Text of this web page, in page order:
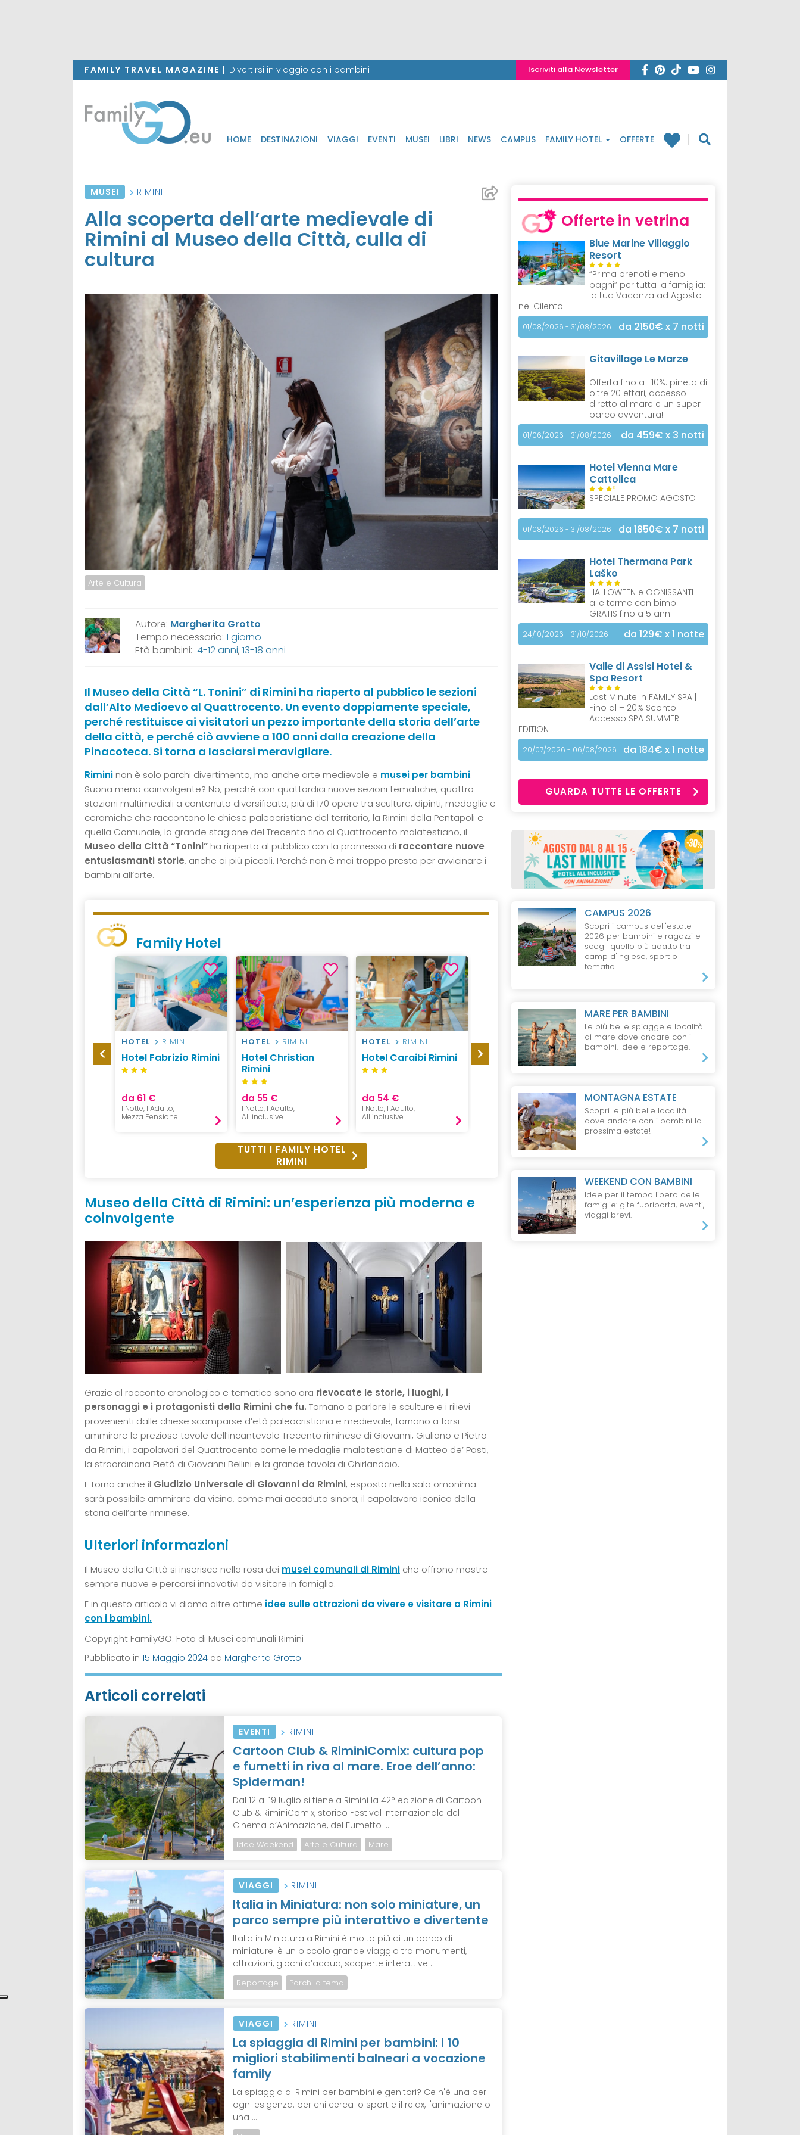
FAMILY TRAVEL MAGAZINE | Divertirsi in viaggio con i bambini Iscriviti alla Newsletter
HOME DESTINAZIONI VIAGGI EVENTI MUSEI LIBRI NEWS CAMPUS FAMILY HOTEL OFFERTE
MUSEI RIMINI
Alla scoperta dell’arte medievale di
Rimini al Museo della Città, culla di
cultura
Arte e Cultura
Autore: Margherita Grotto
Tempo necessario: 1 giorno
Età bambini: 4-12 anni, 13-18 anni
Il Museo della Città “L. Tonini” di Rimini ha riaperto al pubblico le sezioni
dall’Alto Medioevo al Quattrocento. Un evento doppiamente speciale,
perché restituisce ai visitatori un pezzo importante della storia dell’arte
della città, e perché ciò avviene a 100 anni dalla creazione della
Pinacoteca. Si torna a lasciarsi meravigliare.
Rimini non è solo parchi divertimento, ma anche arte medievale e musei per bambini.
Suona meno coinvolgente? No, perché con quattordici nuove sezioni tematiche, quattro
stazioni multimediali a contenuto diversificato, più di 170 opere tra sculture, dipinti, medaglie e
ceramiche che raccontano le chiese paleocristiane del territorio, la Rimini della Pentapoli e
quella Comunale, la grande stagione del Trecento fino al Quattrocento malatestiano, il
Museo della Città “Tonini” ha riaperto al pubblico con la promessa di raccontare nuove
entusiasmanti storie, anche ai più piccoli. Perché non è mai troppo presto per avvicinare i
bambini all’arte.
Family Hotel
HOTEL RIMINI
Hotel Fabrizio Rimini
da 61 €
1 Notte, 1 Adulto,
Mezza Pensione
HOTEL RIMINI
Hotel Christian
Rimini
da 55 €
1 Notte, 1 Adulto,
All inclusive
HOTEL RIMINI
Hotel Caraibi Rimini
da 54 €
1 Notte, 1 Adulto,
All inclusive
HOTEL RIMINI
Hotel Aiglon Rimini
7 notti, 2 adulti + 1 bambino,
All inclusive
HOTEL RIMINI
da 60 €
1 Notti, 1 Adulti + 1 bambino,
All inclusive
TUTTI I FAMILY HOTEL
RIMINI
Museo della Città di Rimini: un’esperienza più moderna e
coinvolgente
Grazie al racconto cronologico e tematico sono ora rievocate le storie, i luoghi, i
personaggi e i protagonisti della Rimini che fu. Tornano a parlare le sculture e i rilievi
provenienti dalle chiese scomparse d’età paleocristiana e medievale; tornano a farsi
ammirare le preziose tavole dell’incantevole Trecento riminese di Giovanni, Giuliano e Pietro
da Rimini, i capolavori del Quattrocento come le medaglie malatestiane di Matteo de’ Pasti,
la straordinaria Pietà di Giovanni Bellini e la grande tavola di Ghirlandaio.
E torna anche il Giudizio Universale di Giovanni da Rimini, esposto nella sala omonima:
sarà possibile ammirare da vicino, come mai accaduto sinora, il capolavoro iconico della
storia dell’arte riminese.
Ulteriori informazioni
Il Museo della Città si inserisce nella rosa dei musei comunali di Rimini che offrono mostre
sempre nuove e percorsi innovativi da visitare in famiglia.
E in questo articolo vi diamo altre ottime idee sulle attrazioni da vivere e visitare a Rimini
con i bambini.
Copyright FamilyGO. Foto di Musei comunali Rimini
Pubblicato in 15 Maggio 2024 da Margherita Grotto
Articoli correlati
EVENTI RIMINI
Cartoon Club & RiminiComix: cultura pop
e fumetti in riva al mare. Eroe dell’anno:
Spiderman!
Dal 12 al 19 luglio si tiene a Rimini la 42° edizione di Cartoon
Club & RiminiComix, storico Festival Internazionale del
Cinema d’Animazione, del Fumetto ...
Idee Weekend Arte e Cultura Mare
VIAGGI RIMINI
Italia in Miniatura: non solo miniature, un
parco sempre più interattivo e divertente
Italia in Miniatura a Rimini è molto più di un parco di
miniature: è un piccolo grande viaggio tra monumenti,
attrazioni, giochi d’acqua, scoperte interattive ...
Reportage Parchi a tema
VIAGGI RIMINI
La spiaggia di Rimini per bambini: i 10
migliori stabilimenti balneari a vocazione
family
La spiaggia di Rimini per bambini e genitori? Ce n'è una per
ogni esigenza: per chi cerca lo sport e il relax, l'animazione o
una ...
Offerte in vetrina
Blue Marine Villaggio
Resort
“Prima prenoti e meno
paghi” per tutta la famiglia:
la tua Vacanza ad Agosto
nel Cilento!
01/08/2026 - 31/08/2026 da 2150€ x 7 notti
Gitavillage Le Marze
Offerta fino a -10%: pineta di
oltre 20 ettari, accesso
diretto al mare e un super
parco avventura!
01/06/2026 - 31/08/2026 da 459€ x 3 notti
Hotel Vienna Mare
Cattolica
S
SPECIALE PROMO AGOSTO
01/08/2026 - 31/08/2026 da 1850€ x 7 notti
Hotel Thermana Park
Laško
HALLOWEEN e OGNISSANTI
alle terme con bimbi
GRATIS fino a 5 anni!
24/10/2026 - 31/10/2026 da 129€ x 1 notte
Valle di Assisi Hotel &
Spa Resort
Last Minute in FAMILY SPA |
Fino al – 20% Sconto
Accesso SPA SUMMER
EDITION
20/07/2026 - 06/08/2026 da 184€ x 1 notte
GUARDA TUTTE LE OFFERTE
CAMPUS 2026
Scopri i campus dell'estate
2026 per bambini e ragazzi e
scegli quello più adatto tra
camp d'inglese, sport o
tematici.
MARE PER BAMBINI
Le più belle spiagge e località
di mare dove andare con i
bambini. Idee e reportage.
MONTAGNA ESTATE
Scopri le più belle località
dove andare con i bambini la
prossima estate!
WEEKEND CON BAMBINI
Idee per il tempo libero delle
famiglie: gite fuoriporta, eventi,
viaggi brevi.